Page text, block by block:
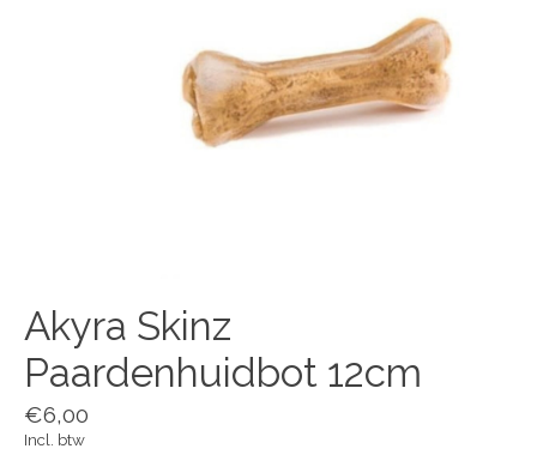
Akyra Skinz
Paardenhuidbot 12cm
€6,00
Incl. btw